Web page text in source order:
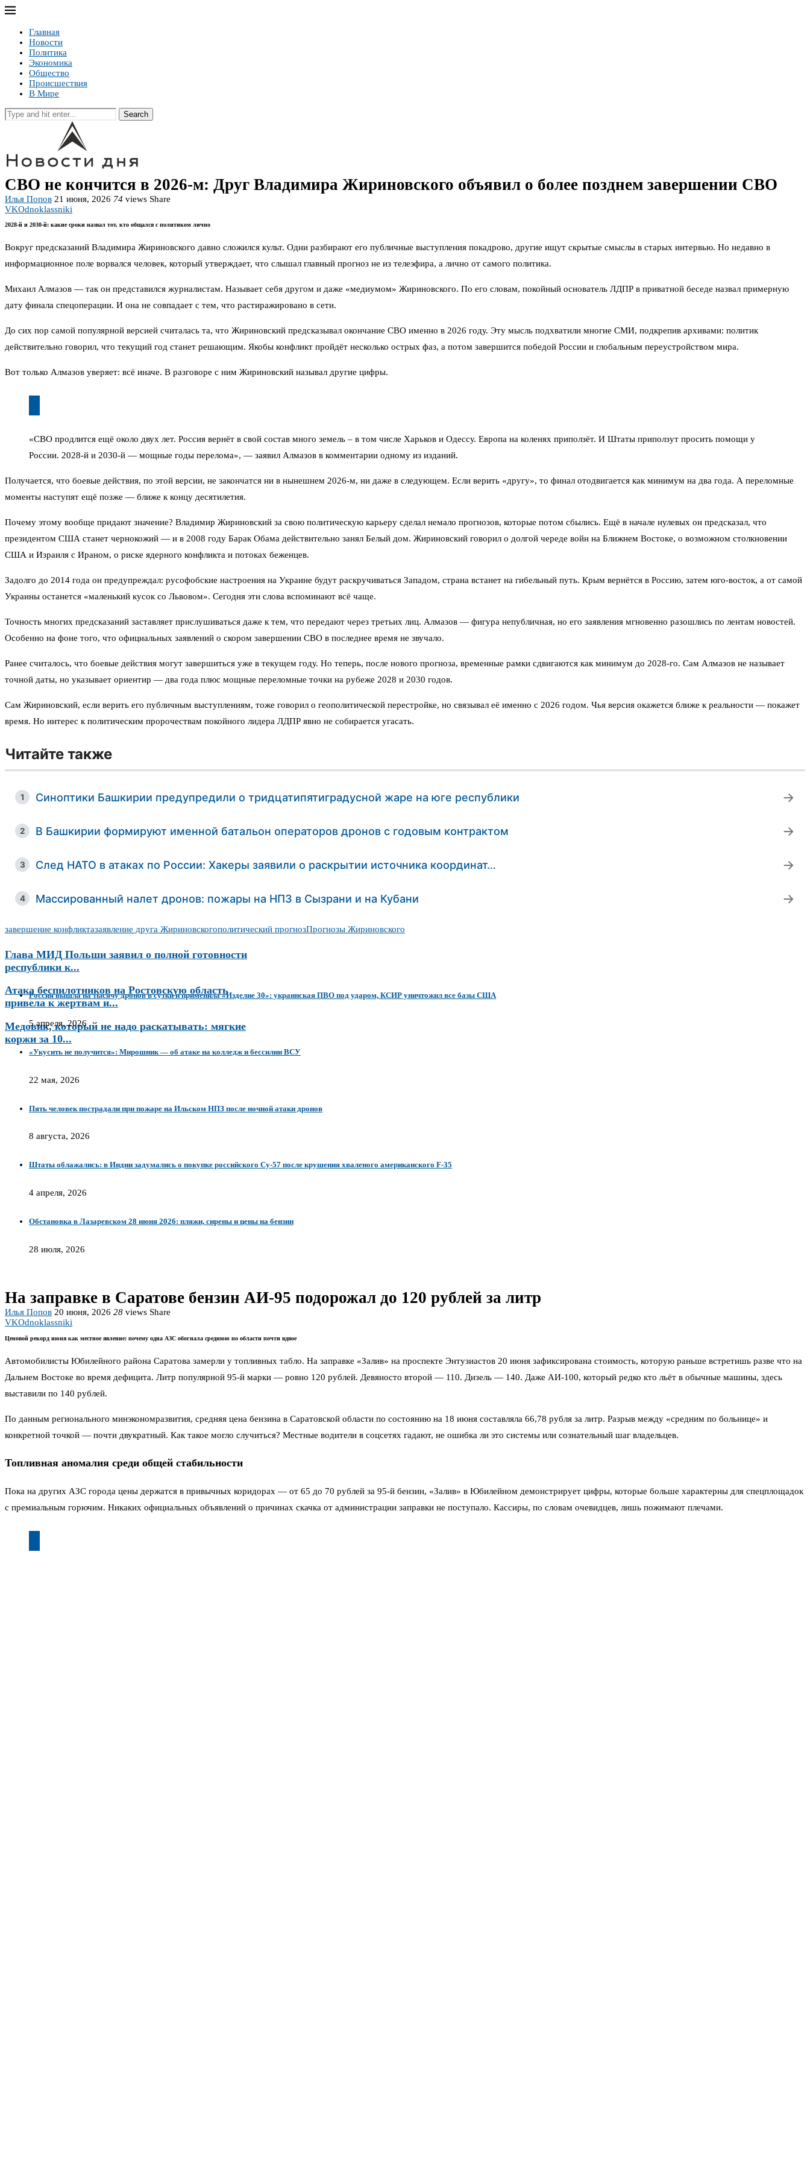
Главная
Новости
Политика
Экономика
Общество
Происшествия
В Мире
Search
СВО не кончится в 2026-м: Друг Владимира Жириновского объявил о более позднем завершении СВО
Илья Попов 21 июня, 2026 74 views Share
VKOdnoklassniki
2028-й и 2030-й: какие сроки назвал тот, кто общался с политиком лично
Вокруг предсказаний Владимира Жириновского давно сложился культ. Одни разбирают его публичные выступления покадрово, другие ищут скрытые смыслы в старых интервью. Но недавно в
информационное поле ворвался человек, который утверждает, что слышал главный прогноз не из телеэфира, а лично от самого политика.
Михаил Алмазов — так он представился журналистам. Называет себя другом и даже «медиумом» Жириновского. По его словам, покойный основатель ЛДПР в приватной беседе назвал примерную
дату финала спецоперации. И она не совпадает с тем, что растиражировано в сети.
До сих пор самой популярной версией считалась та, что Жириновский предсказывал окончание СВО именно в 2026 году. Эту мысль подхватили многие СМИ, подкрепив архивами: политик
действительно говорил, что текущий год станет решающим. Якобы конфликт пройдёт несколько острых фаз, а потом завершится победой России и глобальным переустройством мира.
Вот только Алмазов уверяет: всё иначе. В разговоре с ним Жириновский называл другие цифры.
«СВО продлится ещё около двух лет. Россия вернёт в свой состав много земель – в том числе Харьков и Одессу. Европа на коленях приползёт. И Штаты приползут просить помощи у
России. 2028-й и 2030-й — мощные годы перелома», — заявил Алмазов в комментарии одному из изданий.
Получается, что боевые действия, по этой версии, не закончатся ни в нынешнем 2026-м, ни даже в следующем. Если верить «другу», то финал отодвигается как минимум на два года. А переломные
моменты наступят ещё позже — ближе к концу десятилетия.
Почему этому вообще придают значение? Владимир Жириновский за свою политическую карьеру сделал немало прогнозов, которые потом сбылись. Ещё в начале нулевых он предсказал, что
президентом США станет чернокожий — и в 2008 году Барак Обама действительно занял Белый дом. Жириновский говорил о долгой череде войн на Ближнем Востоке, о возможном столкновении
США и Израиля с Ираном, о риске ядерного конфликта и потоках беженцев.
Задолго до 2014 года он предупреждал: русофобские настроения на Украине будут раскручиваться Западом, страна встанет на гибельный путь. Крым вернётся в Россию, затем юго-восток, а от самой
Украины останется «маленький кусок со Львовом». Сегодня эти слова вспоминают всё чаще.
Точность многих предсказаний заставляет прислушиваться даже к тем, что передают через третьих лиц. Алмазов — фигура непубличная, но его заявления мгновенно разошлись по лентам новостей.
Особенно на фоне того, что официальных заявлений о скором завершении СВО в последнее время не звучало.
Ранее считалось, что боевые действия могут завершиться уже в текущем году. Но теперь, после нового прогноза, временные рамки сдвигаются как минимум до 2028-го. Сам Алмазов не называет
точной даты, но указывает ориентир — два года плюс мощные переломные точки на рубеже 2028 и 2030 годов.
Сам Жириновский, если верить его публичным выступлениям, тоже говорил о геополитической перестройке, но связывал её именно с 2026 годом. Чья версия окажется ближе к реальности — покажет
время. Но интерес к политическим пророчествам покойного лидера ЛДПР явно не собирается угасать.
Читайте также
1 Синоптики Башкирии предупредили о тридцатипятиградусной жаре на юге республики →
2 В Башкирии формируют именной батальон операторов дронов с годовым контрактом →
3 След НАТО в атаках по России: Хакеры заявили о раскрытии источника координат… →
4 Массированный налет дронов: пожары на НПЗ в Сызрани и на Кубани →
завершение конфликтазаявление друга Жириновскогополитический прогнозПрогнозы Жириновского
Глава МИД Польши заявил о полной готовности
республики к...
Атака беспилотников на Ростовскую область
привела к жертвам и...
Медовик, который не надо раскатывать: мягкие
коржи за 10...
Россия вышла на тысячу дронов в сутки и применила «Изделие 30»: украинская ПВО под ударом, КСИР уничтожил все базы США
5 апреля, 2026
«Укусить не получится»: Мирошник — об атаке на колледж и бессилии ВСУ
22 мая, 2026
Пять человек пострадали при пожаре на Ильском НПЗ после ночной атаки дронов
8 августа, 2026
Штаты облажались: в Индии задумались о покупке российского Су-57 после крушения хваленого американского F-35
4 апреля, 2026
Обстановка в Лазаревском 28 июня 2026: пляжи, сирены и цены на бензин
28 июля, 2026
На заправке в Саратове бензин АИ-95 подорожал до 120 рублей за литр
Илья Попов 20 июня, 2026 28 views Share
VKOdnoklassniki
Ценовой рекорд июня как местное явление: почему одна АЗС обогнала среднюю по области почти вдвое
Автомобилисты Юбилейного района Саратова замерли у топливных табло. На заправке «Залив» на проспекте Энтузиастов 20 июня зафиксирована стоимость, которую раньше встретишь разве что на
Дальнем Востоке во время дефицита. Литр популярной 95-й марки — ровно 120 рублей. Девяносто второй — 110. Дизель — 140. Даже АИ-100, который редко кто льёт в обычные машины, здесь
выставили по 140 рублей.
По данным регионального минэкономразвития, средняя цена бензина в Саратовской области по состоянию на 18 июня составляла 66,78 рубля за литр. Разрыв между «средним по больнице» и
конкретной точкой — почти двукратный. Как такое могло случиться? Местные водители в соцсетях гадают, не ошибка ли это системы или сознательный шаг владельцев.
Топливная аномалия среди общей стабильности
Пока на других АЗС города цены держатся в привычных коридорах — от 65 до 70 рублей за 95-й бензин, «Залив» в Юбилейном демонстрирует цифры, которые больше характерны для спецплощадок
с премиальным горючим. Никаких официальных объявлений о причинах скачка от администрации заправки не поступало. Кассиры, по словам очевидцев, лишь пожимают плечами.